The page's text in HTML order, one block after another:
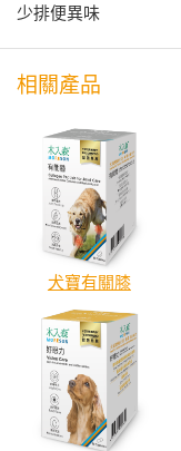
少排便異味
相關產品
犬寶有關膝